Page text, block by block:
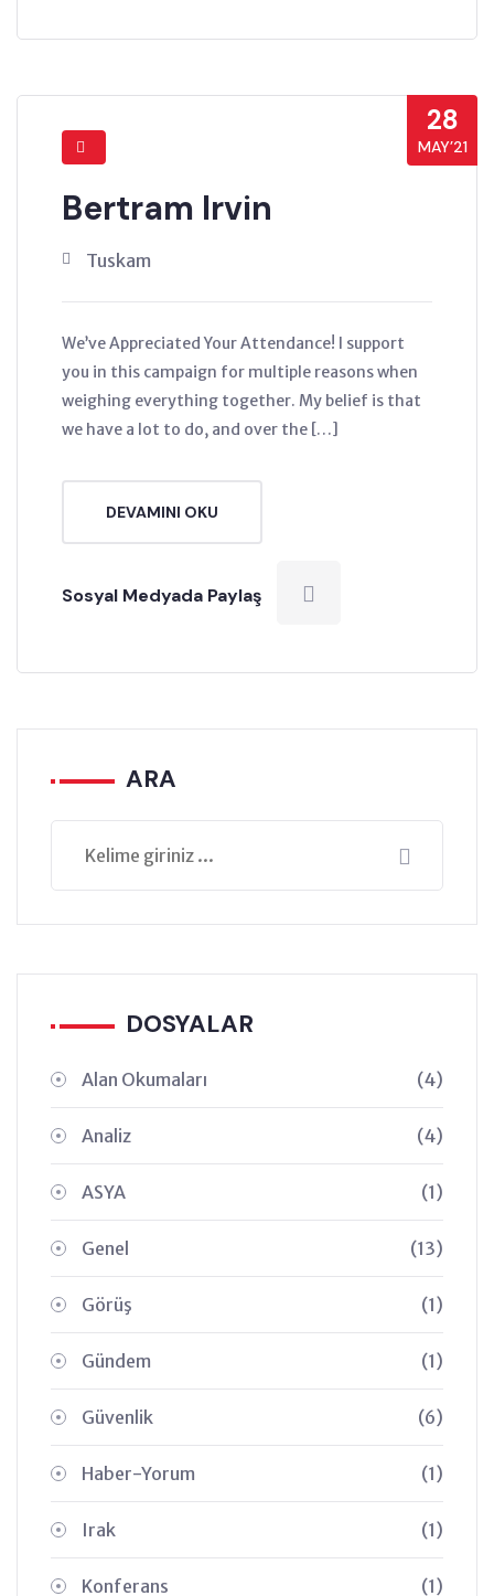
28
MAY’21
Bertram Irvin
Tuskam
We’ve Appreciated Your Attendance! I support
you in this campaign for multiple reasons when
weighing everything together. My belief is that
we have a lot to do, and over the […]
DEVAMINI OKU
Sosyal Medyada Paylaş
ARA
DOSYALAR
Alan Okumaları (4)
Analiz (4)
ASYA (1)
Genel (13)
Görüş (1)
Gündem (1)
Güvenlik (6)
Haber-Yorum (1)
Irak (1)
Konferans (1)